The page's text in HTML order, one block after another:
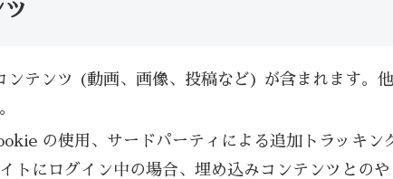
ンテンツ (動画、画像、投稿など) が含まれます。
の使用、サードパーティによる追加トラッキ
トにログイン中の場合、埋め込みコンテンツとの